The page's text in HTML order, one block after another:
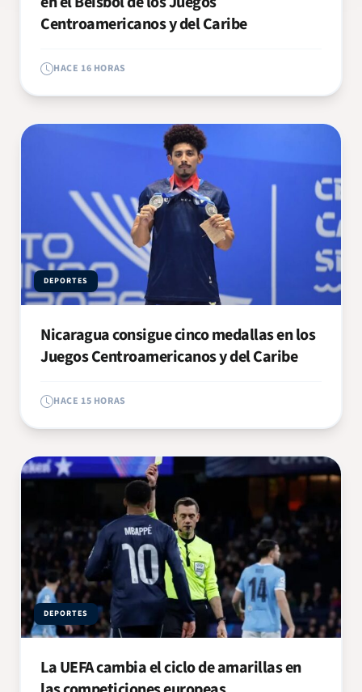
Centroamericanos y del Caribe
HACE 16 HORAS
DEPORTES
Nicaragua consigue cinco medallas en los
Juegos Centroamericanos y del Caribe
HACE 15 HORAS
DEPORTES
La UEFA cambia el ciclo de amarillas en